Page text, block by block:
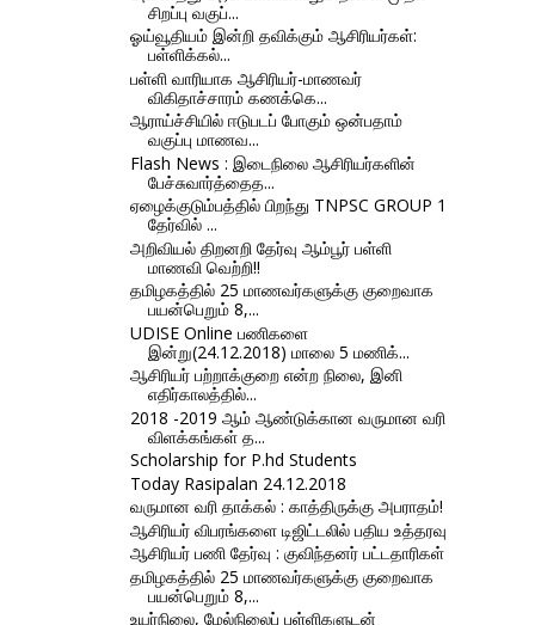
சிறப்பு வகுப்...
ஓய்வூதியம் இன்றி தவிக்கும் ஆசிரியர்கள்:
பள்ளிக்கல்...
பள்ளி வாரியாக ஆசிரியர்-மாணவர்
விகிதாச்சாரம் கணக்கெ...
ஆராய்ச்சியில் ஈடுபடப் போகும் ஒன்பதாம்
வகுப்பு மாணவ...
Flash News : இடைநிலை ஆசிரியர்களின்
பேச்சுவார்த்தைத...
ஏழைக்குடும்பத்தில் பிறந்து TNPSC GROUP 1
தேர்வில் ...
அறிவியல் திறனறி தேர்வு ஆம்பூர் பள்ளி
மாணவி வெற்றி!!
தமிழகத்தில் 25 மாணவர்களுக்கு குறைவாக
பயன்பெறும் 8,...
UDISE Online பணிகளை
இன்று(24.12.2018) மாலை 5 மணிக்...
ஆசிரியர் பற்றாக்குறை என்ற நிலை, இனி
எதிர்காலத்தில்...
2018 -2019 ஆம் ஆண்டுக்கான வருமான வரி
விளக்கங்கள் த...
Scholarship for P.hd Students
Today Rasipalan 24.12.2018
வருமான வரி தாக்கல் : காத்திருக்கு அபராதம்!
ஆசிரியர் விபரங்களை டிஜிட்டலில் பதிய உத்தரவு
ஆசிரியர் பணி தேர்வு : குவிந்தனர் பட்டதாரிகள்
தமிழகத்தில் 25 மாணவர்களுக்கு குறைவாக
பயன்பெறும் 8,...
உயர்நிலை, மேல்நிலைப் பள்ளிகளுடன்